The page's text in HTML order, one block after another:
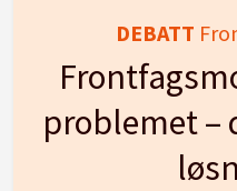
DEBATT
problemet –